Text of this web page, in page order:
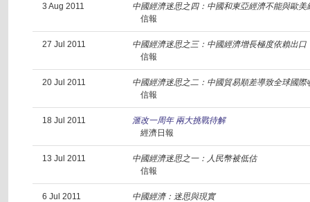
3 Aug 2011
中國經濟迷思之四：中國和東亞經濟不能與歐美
信報
27 Jul 2011
中國經濟迷思之三：中國經濟增長極度依賴出口
信報
20 Jul 2011
中國經濟迷思之二：中國貿易順差導致全球國際
信報
18 Jul 2011
滙改一周年 兩大挑戰待解
經濟日報
13 Jul 2011
中國經濟迷思之一：人民幣被低估
信報
6 Jul 2011
中國經濟：迷思與現實